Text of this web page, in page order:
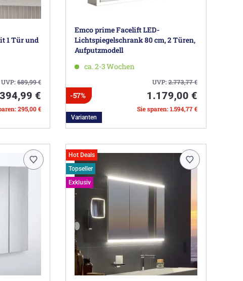
1 Tür und
UVP:689,99€
394,99 €
295,00 €
Emco prime Facelift LED-
Lichtspiegelschrank 80 cm, 2 Türen,
Aufputzmodell
ca. 2-3 Wochen
UVP:2.773,77€
-57% 1.179,00 €
Sie sparen: 1.594,77 €
Varianten
Hot Deals
Topseller
Exklusiv